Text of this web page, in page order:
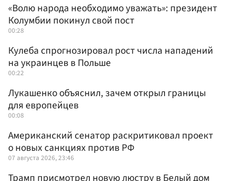
«Волю народа необходимо уважать»: президент
Колумбии покинул свой пост
00:28
Кулеба спрогнозировал рост числа нападений
на украинцев в Польше
00:22
Лукашенко объяснил, зачем открыл границы
для европейцев
00:08
Американский сенатор раскритиковал проект
о новых санкциях против РФ
07 августа 2026, 23:46